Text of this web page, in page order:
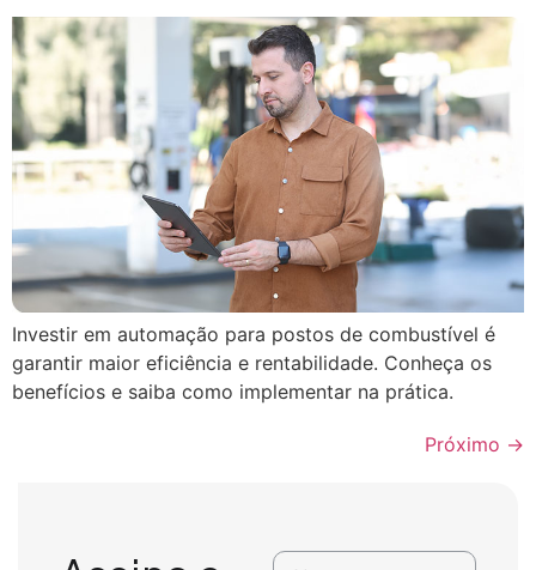
Investir em automação para postos de combustível é
garantir maior eficiência e rentabilidade. Conheça os
benefícios e saiba como implementar na prática.
Próximo →